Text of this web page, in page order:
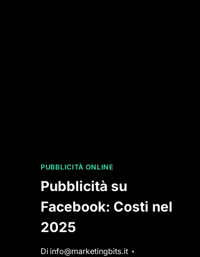
PUBBLICITÀ ONLINE
Pubblicità su
Facebook: Costi nel
2025
Di info@marketingbits.it